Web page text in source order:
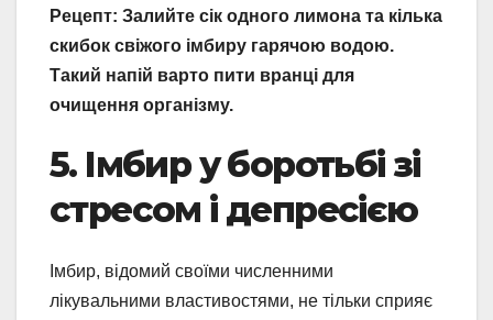
Рецепт: Залийте сік одного лимона та кілька
скибок свіжого імбиру гарячою водою.
Такий напій варто пити вранці для
очищення організму.
5. Імбир у боротьбі зі
стресом і депресією
Імбир, відомий своїми численними
лікувальними властивостями, не тільки сприяє